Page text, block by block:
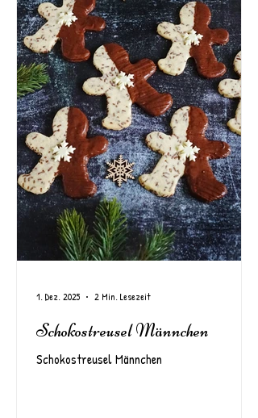
Schokostreusel Männchen
Schokostreusel Männchen
1. Dez. 2025 2 Min. Lesezeit